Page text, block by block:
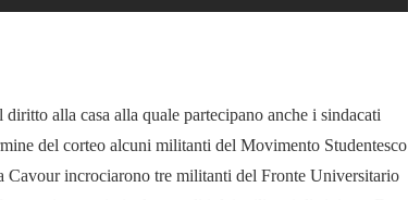
alla casa alla quale partecipano anche i sindacati
del corteo alcuni militanti del Movimento Studentesco
Cavour incrociarono tre militanti del Fronte Universitario